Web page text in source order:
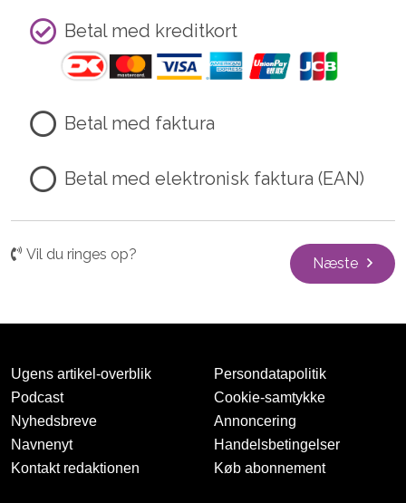
Betal med kreditkort
Betal med faktura
Betal med elektronisk faktura (EAN)
Vil du ringes op?
Næste
Ugens artikel-overblik
Podcast
Nyhedsbreve
Navnenyt
Kontakt redaktionen
Persondatapolitik
Cookie-samtykke
Annoncering
Handelsbetingelser
Køb abonnement